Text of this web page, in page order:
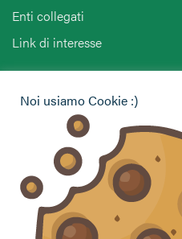
Enti collegati
Link di interesse
Vuoi contattarci per ricevere
commento o chiedere
CONTATTACI
Noi usiamo Cookie :)